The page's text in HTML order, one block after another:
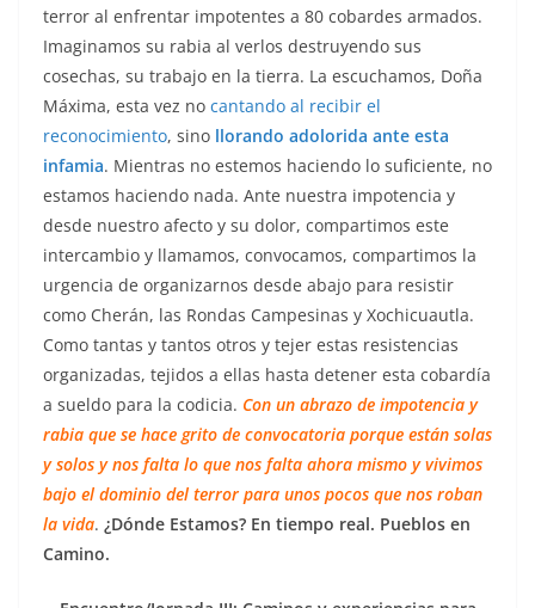
terror al enfrentar impotentes a 80 cobardes armados.
Imaginamos su rabia al verlos destruyendo sus
cosechas, su trabajo en la tierra. La escuchamos, Doña
Máxima, esta vez no cantando al recibir el
reconocimiento, sino llorando adolorida ante esta
infamia. Mientras no estemos haciendo lo suficiente, no
estamos haciendo nada. Ante nuestra impotencia y
desde nuestro afecto y su dolor, compartimos este
intercambio y llamamos, convocamos, compartimos la
urgencia de organizarnos desde abajo para resistir
como Cherán, las Rondas Campesinas y Xochicuautla.
Como tantas y tantos otros y tejer estas resistencias
organizadas, tejidos a ellas hasta detener esta cobardía
a sueldo para la codicia. Con un abrazo de impotencia y
rabia que se hace grito de convocatoria porque están solas
y solos y nos falta lo que nos falta ahora mismo y vivimos
bajo el dominio del terror para unos pocos que nos roban
la vida. ¿Dónde Estamos? En tiempo real. Pueblos en
Camino.